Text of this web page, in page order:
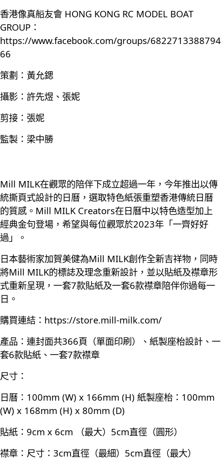
香港像真船友會 HONG KONG RC MODEL BOAT
GROUP：
https://www.facebook.com/groups/6822713388794
66
策劃：黃允鍶
攝影：許先煜、張妮
剪接：張妮
監製：梁中勝
Mill MILK在觀眾的陪伴下成立超過一年，今年推出以傳
統撕頁式設計的日曆，選取特色紙張重塑香港傳統日曆
的質感。Mill MILK Creators在日曆中以特色造型加上
經典金句登場，希望與每位觀眾於2023年「一齊好好
過」。
日本藝術家加賀美健為Mill MILK創作全新吉祥物，同時
將Mill MILK的標誌及理念重新設計，並以貼紙及襟章形
式重新呈現，一套7款貼紙及一套6款襟章陪伴你過每一
日。
購買連結： https://store.mill-milk.com/
產品：連封面共366頁（單面印刷）、紙製座枱設計、一
套6款貼紙、一套7款襟章
尺寸：
日曆：100mm (W) x 166mm (H) 紙製座枱：100mm
(W) x 168mm (H) x 80mm (D)
貼紙：9cm x 6cm （最大）5cm直徑（圓形）
襟章：尺寸：3cm直徑（最細）5cm直徑（最大）